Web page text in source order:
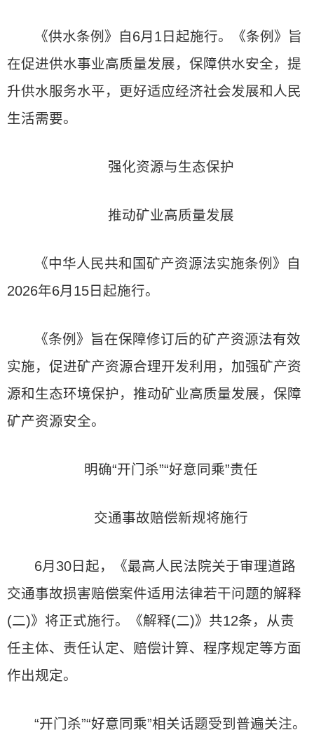
《供水条例》自6月1日起施行。《条例》旨
在促进供水事业高质量发展，保障供水安全，提
升供水服务水平，更好适应经济社会发展和人民
生活需要。
强化资源与生态保护
推动矿业高质量发展
《中华人民共和国矿产资源法实施条例》自
2026年6月15日起施行。
《条例》旨在保障修订后的矿产资源法有效
实施，促进矿产资源合理开发利用，加强矿产资
源和生态环境保护，推动矿业高质量发展，保障
矿产资源安全。
明确“开门杀”“好意同乘”责任
交通事故赔偿新规将施行
6月30日起，《最高人民法院关于审理道路
交通事故损害赔偿案件适用法律若干问题的解释
(二)》将正式施行。《解释(二)》共12条，从责
任主体、责任认定、赔偿计算、程序规定等方面
作出规定。
“开门杀”“好意同乘”相关话题受到普遍关注。